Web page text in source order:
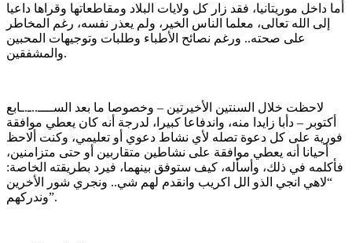
أما داخل موريتانيا، فقد زار كل ولايات البلاد ومقاطعاتها وقراها داعيا
إلى الله تعالى، معلما الناس الخير، ولم يعذر نفسه، رغم المخاطر
على صحته.. ورغم نصائح الأطباء وطلبات وتوجيهات المحبين
والمشفقين.
لاحظت خلال السنتين الأخيرتين – وخصوصا ما بعد الســــ..ـ.ـابع
أكتوبر – دأبا زايدا منه، واندفاعا كبيرا، لدرجة أنه كان يعطي موافقة
فورية على كل دعوة تصله لأي نشاط دعوي أو تعليمي، وكنت ألاحظ
أحيانا أنه يعطي موافقة على نشاطين متقاربين أو حتى متزامنين،
فأكلمه في ذلك، وأسأله، كيف ستوفق بينهما، فيرد بطريقته الخاصة:
“لاهي انجي الذو الل اكريب وانقدم لهم شي.. ونجري شور الأخرين
وندركهم”.